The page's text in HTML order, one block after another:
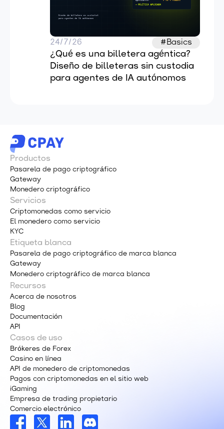
24/7/26 #Basics
¿Qué es una billetera agéntica?
Diseño de billeteras sin custodia
para agentes de IA autónomos
Productos
Pasarela de pago criptográfico
Gateway
Monedero criptográfico
Servicios
Criptomonedas como servicio
El monedero como servicio
KYC
Etiqueta blanca
Pasarela de pago criptográfico de marca blanca
Gateway
Monedero criptográfico de marca blanca
Recursos
Acerca de nosotros
Blog
Documentación
API
Casos de uso
Brókeres de Forex
Casino en línea
API de monedero de criptomonedas
Pagos con criptomonedas en el sitio web
iGaming
Empresa de trading propietario
Comercio electrónico